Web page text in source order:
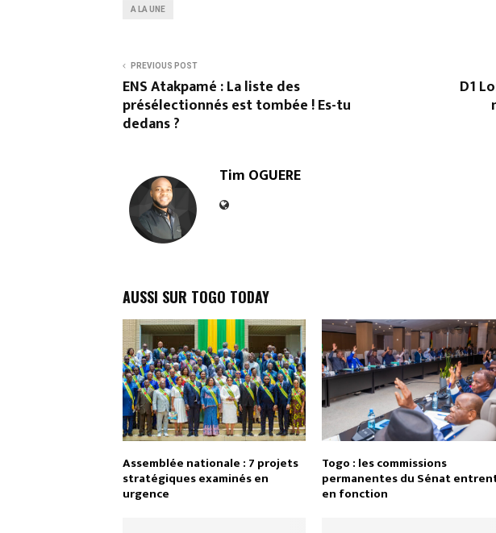
A LA UNE
PREVIOUS POST
ENS Atakpamé : La liste des
présélectionnés est tombée ! Es-tu
dedans ?
D1
Tim OGUERE
AUSSI SUR TOGO TODAY
Assemblée nationale : 7 projets
stratégiques examinés en
urgence
Togo : les commissions
permanentes du Sénat
en fonction